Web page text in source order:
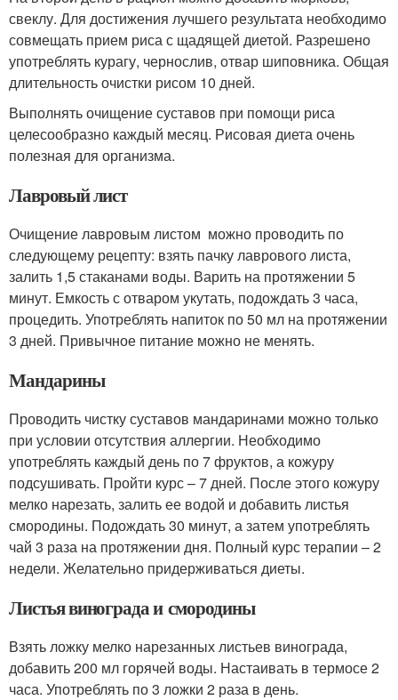
свеклу. Для достижения лучшего результата необходимо
совмещать прием риса с щадящей диетой. Разрешено
употреблять курагу, чернослив, отвар шиповника. Общая
длительность очистки рисом 10 дней.
Выполнять очищение суставов при помощи риса
целесообразно каждый месяц. Рисовая диета очень
полезная для организма.
Лавровый лист
Очищение лавровым листом можно проводить по
следующему рецепту: взять пачку лаврового листа,
залить 1,5 стаканами воды. Варить на протяжении 5
минут. Емкость с отваром укутать, подождать 3 часа,
процедить. Употреблять напиток по 50 мл на протяжении
3 дней. Привычное питание можно не менять.
Мандарины
Проводить чистку суставов мандаринами можно только
при условии отсутствия аллергии. Необходимо
употреблять каждый день по 7 фруктов, а кожуру
подсушивать. Пройти курс – 7 дней. После этого кожуру
мелко нарезать, залить ее водой и добавить листья
смородины. Подождать 30 минут, а затем употреблять
чай 3 раза на протяжении дня. Полный курс терапии – 2
недели. Желательно придерживаться диеты.
Листья винограда и смородины
Взять ложку мелко нарезанных листьев винограда,
добавить 200 мл горячей воды. Настаивать в термосе 2
часа. Употреблять по 3 ложки 2 раза в день.